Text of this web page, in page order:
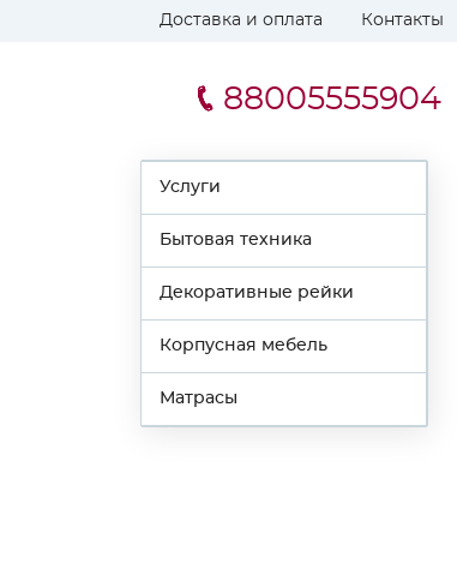
Доставка и оплата Контакты
88005555904
Услуги
Бытовая техника
Декоративные рейки
Корпусная мебель
Матрасы